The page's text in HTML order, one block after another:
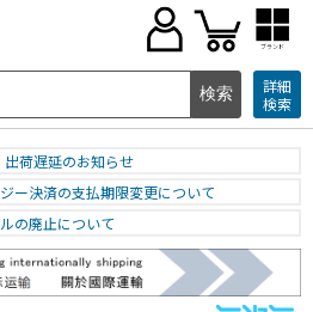
ブランド
詳細
検索
荷遅延のお知らせ
ー決済の支払期限変更について
の廃止について